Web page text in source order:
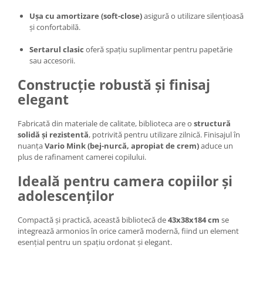
Ușa cu amortizare (soft-close)asigură o utilizare silențioasă
și confortabilă.
Sertarul clasic oferă spațiu suplimentar pentru papetărie
sau accesorii.
Construcție robustă și finisaj
elegant
Fabricată din materiale de calitate, biblioteca are o structură
solidă și rezistentă, potrivită pentru utilizare zilnică. Finisajul în
nuanțaVario Mink (bej-nurcă, apropiat de crem)aduce un
plus de rafinament camerei copilului.
Ideală pentru camera copiilor și
adolescenților
Compactă și practică, această bibliotecă de43x38x184 cm se
integrează armonios în orice cameră modernă, fiind un element
esențial pentru un spațiu ordonat și elegant.